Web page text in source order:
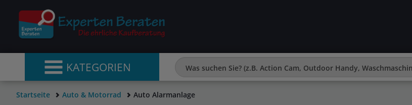
KATEGORIEN
Startseite Auto & Motorrad Auto Alarmanlage